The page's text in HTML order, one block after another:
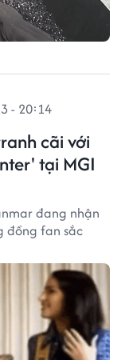
cãi với
tại MGI
- 20:14
đang nhận
đồng fan sắc